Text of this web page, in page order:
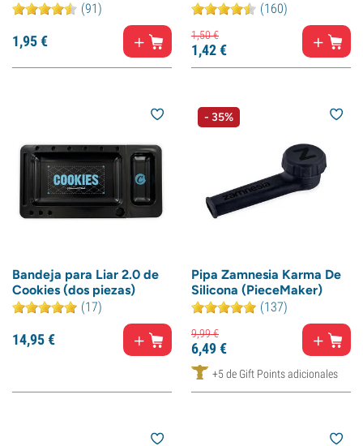
(91)
1,95€
(160)
1,50€
1,42€
Bandeja para Liar 2.0 de
Cookies (dos piezas)
(17)
14,95€
- 35%
Pipa Zamnesia Karma De
Silicona (PieceMaker)
(137)
9,99€
6,49€
+5 de Gift Points adicionales